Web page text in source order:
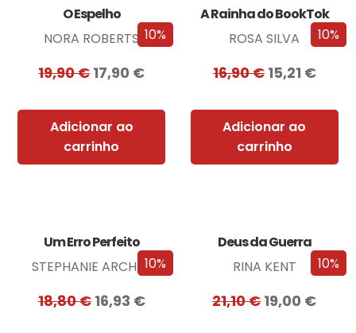
10%
O Espelho
NORA ROBERTS
19,90€17,90 €
Adicionar ao
carrinho
10%
A Rainha do BookTok
ROSA SILVA
16,90€ 15,21 €
Adicionar ao
carrinho
10%
Um Erro Perfeito
STEPHANIE ARCHER
18,80€ 16,93 €
10%
Deus da Guerra
RINA KENT
21,10€19,00 €